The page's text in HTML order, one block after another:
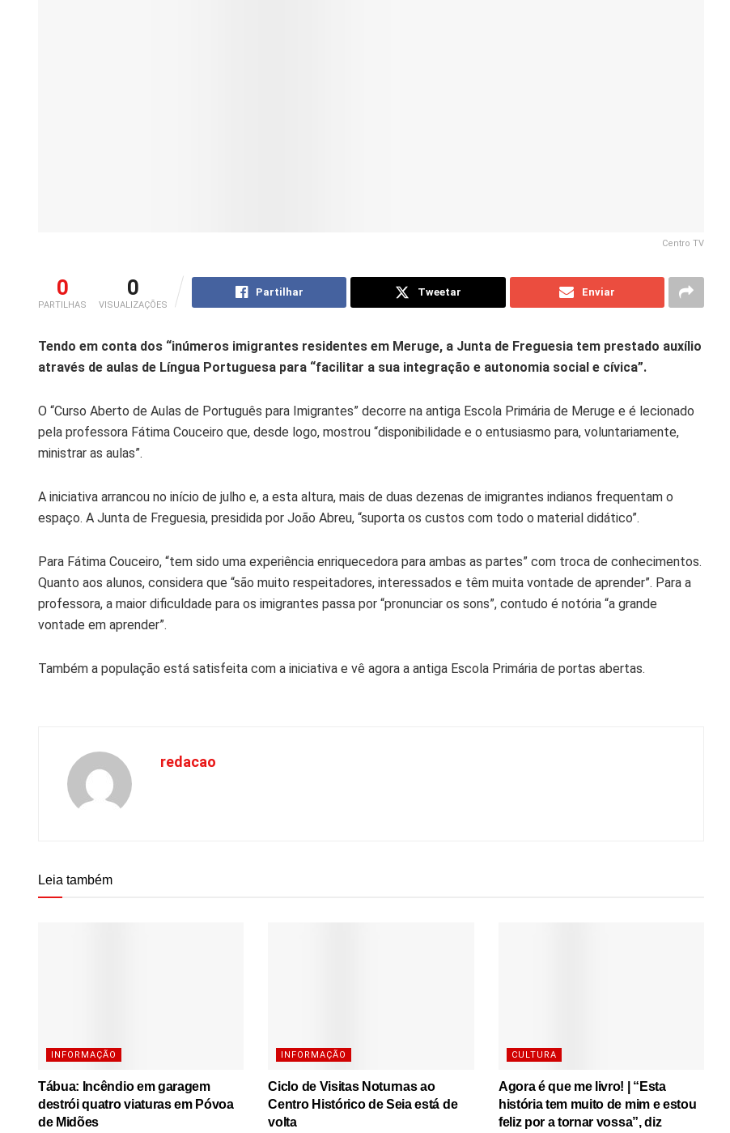
Centro TV
0
PARTILHAS
0
VISUALIZAÇÕES
Partilhar Tweetar Enviar
Tendo em conta dos “inúmeros imigrantes residentes em Meruge, a Junta de Freguesia tem prestado auxílio
através de aulas de Língua Portuguesa para “facilitar a sua integração e autonomia social e cívica”.
O “Curso Aberto de Aulas de Português para Imigrantes” decorre na antiga Escola Primária de Meruge e é lecionado
pela professora Fátima Couceiro que, desde logo, mostrou “disponibilidade e o entusiasmo para, voluntariamente,
ministrar as aulas”.
A iniciativa arrancou no início de julho e, a esta altura, mais de duas dezenas de imigrantes indianos frequentam o
espaço. A Junta de Freguesia, presidida por João Abreu, “suporta os custos com todo o material didático”.
Para Fátima Couceiro, “tem sido uma experiência enriquecedora para ambas as partes” com troca de conhecimentos.
Quanto aos alunos, considera que “são muito respeitadores, interessados e têm muita vontade de aprender”. Para a
professora, a maior dificuldade para os imigrantes passa por “pronunciar os sons”, contudo é notória “a grande
vontade em aprender”.
Também a população está satisfeita com a iniciativa e vê agora a antiga Escola Primária de portas abertas.
redacao
Leia também
INFORMAÇÃO
Tábua: Incêndio em garagem
destrói quatro viaturas em Póvoa
de Midões
INFORMAÇÃO
Ciclo de Visitas Noturnas ao
Centro Histórico de Seia está de
volta
CULTURA
Agora é que me livro! | “Esta
história tem muito de mim e estou
feliz por a tornar vossa”, diz